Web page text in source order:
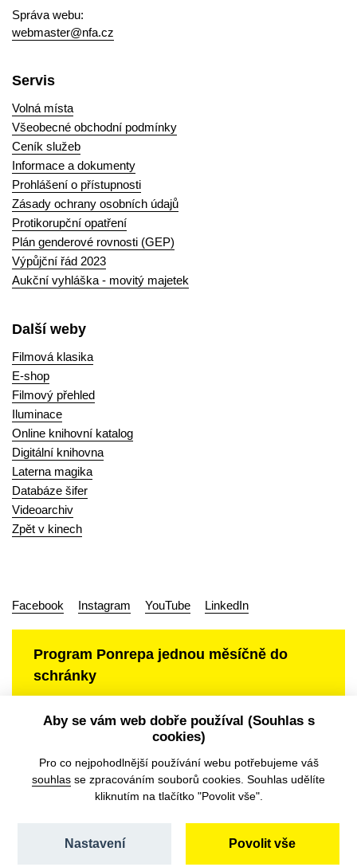
Správa webu:
webmaster@nfa.cz
Servis
Volná místa
Všeobecné obchodní podmínky
Ceník služeb
Informace a dokumenty
Prohlášení o přístupnosti
Zásady ochrany osobních údajů
Protikorupční opatření
Plán genderové rovnosti (GEP)
Výpůjční řád 2023
Aukční vyhláška - movitý majetek
Další weby
Filmová klasika
E-shop
Filmový přehled
Iluminace
Online knihovní katalog
Digitální knihovna
Laterna magika
Databáze šifer
Videoarchiv
Zpět v kinech
Facebook Instagram YouTube LinkedIn
Program Ponrepa jednou měsíčně do
schránky
Aby se vám web dobře používal (Souhlas s
cookies)
Pro co nejpohodlnější používání webu potřebujeme váš
souhlas se zpracováním souborů cookies. Souhlas udělíte
kliknutím na tlačítko "Povolit vše".
Povolit vše
Nastavení